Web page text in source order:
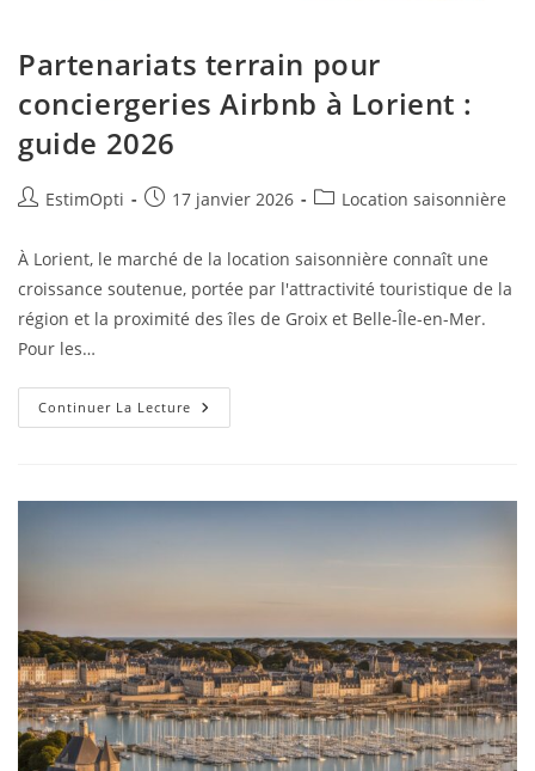
Partenariats terrain pour
conciergeries Airbnb à Lorient :
guide 2026
EstimOpti 17 janvier 2026 Location saisonnière
À Lorient, le marché de la location saisonnière connaît une
croissance soutenue, portée par l'attractivité touristique de la
région et la proximité des îles de Groix et Belle-Île-en-Mer.
Pour les…
Continuer La Lecture